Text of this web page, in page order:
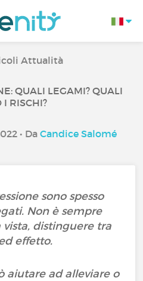
Attualità
QUALI LEGAMI? QUALI
I RISCHI?
• Da Candice Salomé
sono spesso
Non è sempre
vista, distinguere tra
effetto.
aiutare ad alleviare o